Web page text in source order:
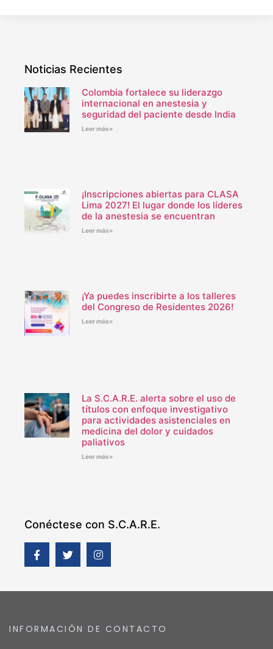
Noticias Recientes
Colombia fortalece su liderazgo
internacional en anestesia y
seguridad del paciente desde India
Leer más»
¡Inscripciones abiertas para CLASA
Lima 2027! El lugar donde los líderes
de la anestesia se encuentran
Leer más»
¡Ya puedes inscribirte a los talleres
del Congreso de Residentes 2026!
Leer más»
La S.C.A.R.E. alerta sobre el uso de
títulos con enfoque investigativo
para actividades asistenciales en
medicina del dolor y cuidados
paliativos
Leer más»
Conéctese con S.C.A.R.E.
INFORMACIÓN DE CONTACTO